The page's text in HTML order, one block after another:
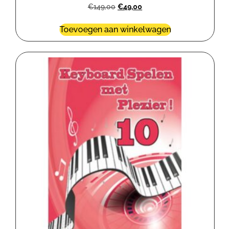
€149,00 €49,00
Toevoegen aan winkelwagen